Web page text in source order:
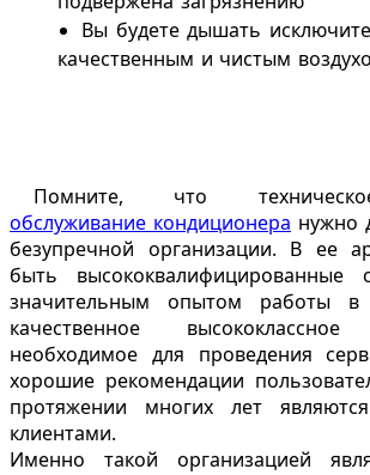
Вы будете дышать
качественным и чистым
Помните, что
обслуживание кондиционера нужно
безупречной организации. В ее
быть высококвалифицированные
значительным опытом работы в
качественное высококлассное
необходимое для проведения
хорошие рекомендации
протяжении многих лет
клиентами.
Именно такой организацией